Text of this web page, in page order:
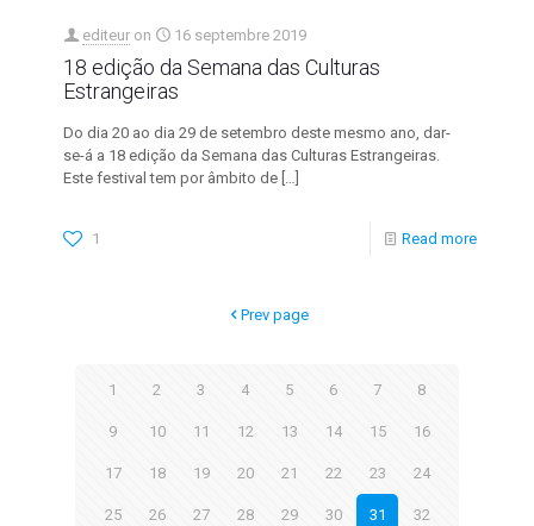
editeur on 16 septembre 2019
18 edição da Semana das Culturas
Estrangeiras
Do dia 20 ao dia 29 de setembro deste mesmo ano, dar-
se-á a 18 edição da Semana das Culturas Estrangeiras.
Este festival tem por âmbito de […]
1 Read more
Prev page
1 2 3 4 5 6 7 8
9 10 11 12 13 14 15 16
17 18 19 20 21 22 23 24
25 26 27 28 29 30 31 32